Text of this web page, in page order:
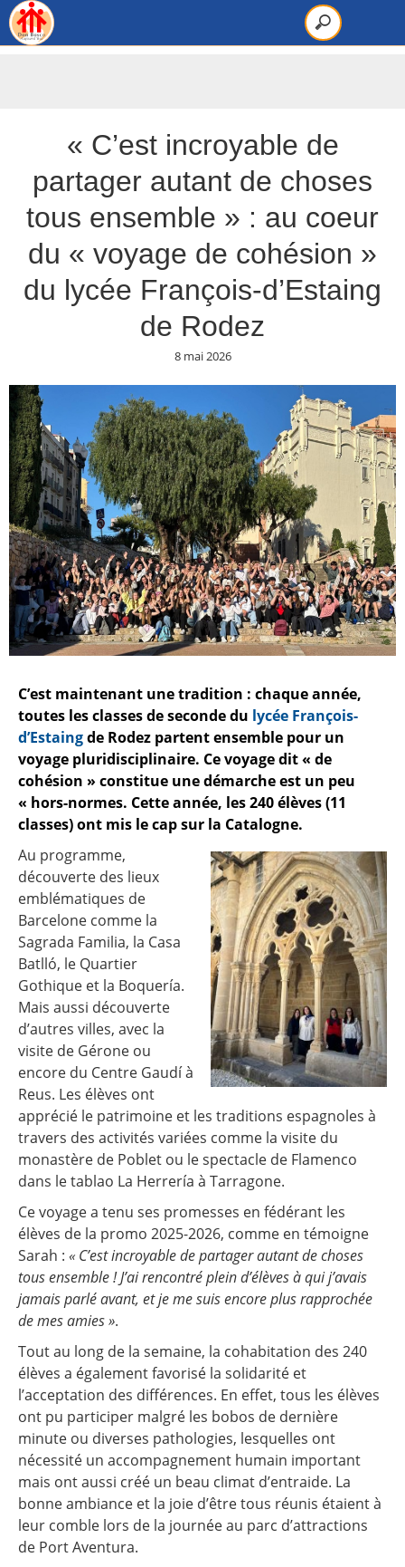
« C’est incroyable de
partager autant de choses
tous ensemble » : au coeur
du « voyage de cohésion »
du lycée François-d’Estaing
de Rodez
8 mai 2026
C’est maintenant une tradition : chaque année,
toutes les classes de seconde du lycée François-
d’Estaingde Rodez partent ensemble pour un
voyage pluridisciplinaire. Ce voyage dit « de
cohésion » constitue une démarche est un peu
« hors-normes. Cette année, les 240 élèves (11
classes) ont mis le cap sur la Catalogne.
Au programme,
découverte des lieux
emblématiques de
Barcelone comme la
Sagrada Familia, la Casa
Batlló, le Quartier
Gothique et la Boquería.
Mais aussi découverte
d’autres villes, avec la
visite de Gérone ou
encore du Centre Gaudí à
Reus. Les élèves ont
apprécié le patrimoine et les traditions espagnoles à
travers des activités variées comme la visite du
monastère de Poblet ou le spectacle de Flamenco
dans le tablao La Herrería à Tarragone.
Ce voyage a tenu ses promesses en fédérant les
élèves de la promo 2025-2026, comme en témoigne
Sarah : « C’est incroyable de partager autant de choses
tous ensemble ! J’ai rencontré plein d’élèves à qui j’avais
jamais parlé avant, et je me suis encore plus rapprochée
de mes amies ».
Tout au long de la semaine, la cohabitation des 240
élèves a également favorisé la solidarité et
l’acceptation des différences. En effet, tous les élèves
ont pu participer malgré les bobos de dernière
minute ou diverses pathologies, lesquelles ont
nécessité un accompagnement humain important
mais ont aussi créé un beau climat d’entraide. La
bonne ambiance et la joie d’être tous réunis étaient à
leur comble lors de la journée au parc d’attractions
de Port Aventura.